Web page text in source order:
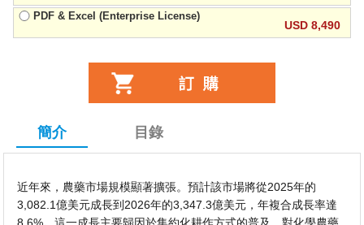
PDF & Excel (Enterprise License)
USD 8,490
簡介 目錄
近年來，農藥市場規模顯著擴張。預計該市場將從2025年的
3,082.1億美元成長到2026年的3,347.3億美元，年複合成長率達